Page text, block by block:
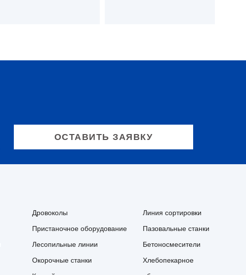
Дровоколы
Пристаночное оборудование
Лесопильные линии
Окорочные станки
Линия сортировки
Пазовальные станки
Бетоносмесители
Хлебопекарное